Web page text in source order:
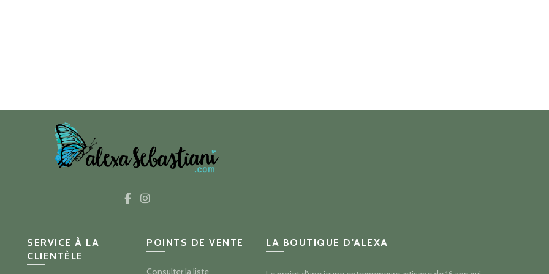
SERVICE À LA
CLIENTÈLE
POINTS DE VENTE
Consulter la liste
LA BOUTIQUE D'ALEXA